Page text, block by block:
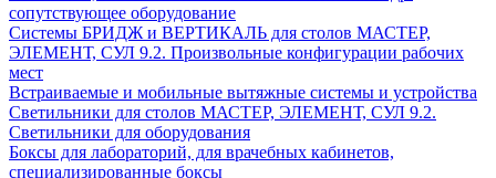
сопутствующее оборудование
Системы БРИДЖ и ВЕРТИКАЛЬ для столов МАСТЕР,
ЭЛЕМЕНТ, СУЛ 9.2. Произвольные конфигурации рабочих
мест
Встраиваемые и мобильные вытяжные системы и устройства
Светильники для столов МАСТЕР, ЭЛЕМЕНТ, СУЛ 9.2.
Светильники для оборудования
Боксы для лабораторий, для врачебных кабинетов,
специализированные боксы